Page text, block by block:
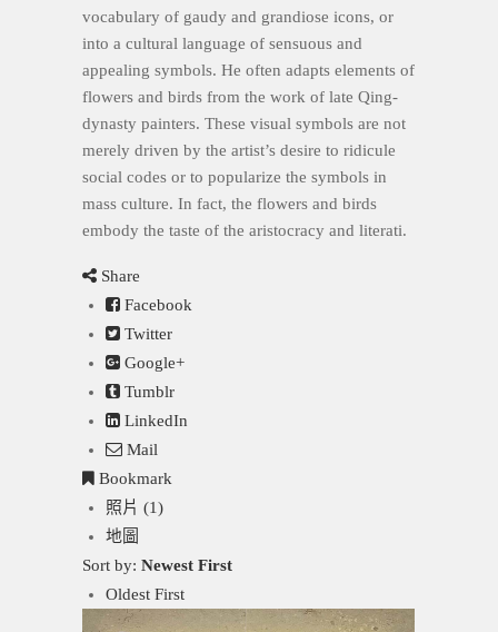
vocabulary of gaudy and grandiose icons, or
into a cultural language of sensuous and
appealing symbols. He often adapts elements of
flowers and birds from the work of late Qing-
dynasty painters. These visual symbols are not
merely driven by the artist’s desire to ridicule
social codes or to popularize the symbols in
mass culture. In fact, the flowers and birds
embody the taste of the aristocracy and literati.
Share
Facebook
Twitter
Google+
Tumblr
LinkedIn
Mail
Bookmark
照片 (1)
地圖
Sort by: Newest First
Oldest First